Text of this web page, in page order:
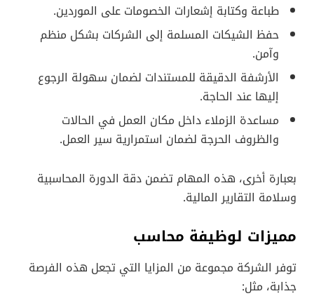
طباعة وكتابة إشعارات الخصومات على الموردين.
حفظ الشيكات المسلمة إلى الشركات بشكل منظم
وآمن.
الأرشفة الدقيقة للمستندات لضمان سهولة الرجوع
إليها عند الحاجة.
مساعدة الزملاء داخل مكان العمل في الحالات
والظروف الحرجة لضمان استمرارية سير العمل.
بعبارة أخرى، هذه المهام تضمن دقة الدورة المحاسبية
وسلامة التقارير المالية.
مميزات لوظيفة محاسب
توفر الشركة مجموعة من المزايا التي تجعل هذه الفرصة
جذابة، مثل: